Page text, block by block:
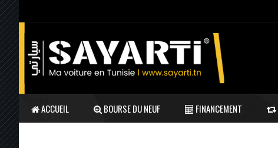
ACCUEIL BOURSE DU NEUF FINANCEMENT